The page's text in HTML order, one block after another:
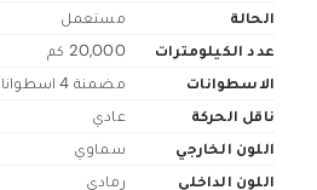
الحالة
مستعمل
عدد الكيلومترات
20,000 كم
الاسطوانات
مضمنة 4 اسطوانات
ناقل الحركة
عادي
اللون الخارجي
سماوي
اللون الداخلي
رمادي